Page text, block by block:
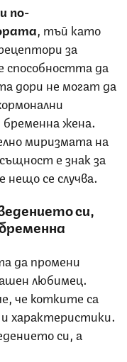
по-
, тъй като
за
способността да
дори не могат да
бременна жена.
миризмата на
е знак за
нещо се случва.
си,
да промени
любимец.
че котките са
характеристики.
си, а